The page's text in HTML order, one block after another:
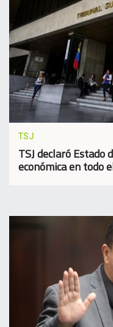
TSJ
TSJ declaró Estado
económica en todo